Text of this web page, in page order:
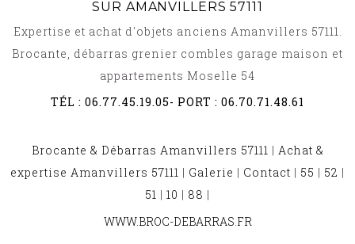
SUR AMANVILLERS 57111
Expertise et achat d'objets anciens Amanvillers 57111.
Brocante, débarras grenier combles garage maison et
appartements Moselle 54
TÉL : 06.77.45.19.05- PORT : 06.70.71.48.61
Brocante & Débarras Amanvillers 57111 | Achat &
expertise Amanvillers 57111 | Galerie | Contact | 55 | 52 |
51 | 10 | 88 |
BROCANTE ET DÉBARRAS MONTIGNY LES METZ 57950
WWW.BROC-DEBARRAS.FR